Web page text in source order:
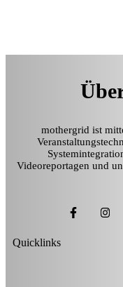
mothergrid ist
Videoreportagen und
Quicklinks